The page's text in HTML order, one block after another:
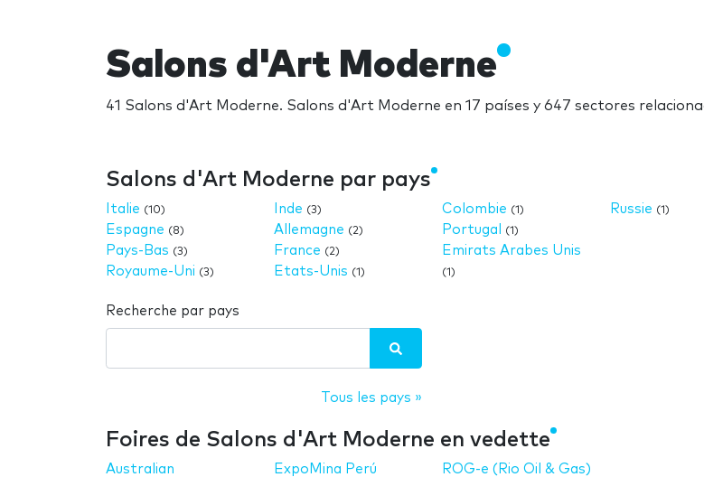
Salons d'Art Moderne
41 Salons d'Art Moderne. Salons d'Art Moderne en 17 países y 647 sectores
Salons d'Art Moderne par pays
Italie (10)
Espagne (8)
Pays-Bas (3)
Royaume-Uni (3)
Inde (3)
Allemagne (2)
France (2)
Etats-Unis (1)
Colombie (1)
Portugal (1)
Emirats Arabes Unis
(1)
Russie (1)
Recherche par pays
Tous les pays »
Foires de Salons d'Art Moderne en vedette
Australian
ExpoMina Perú
ROG-e (Rio Oil & Gas)